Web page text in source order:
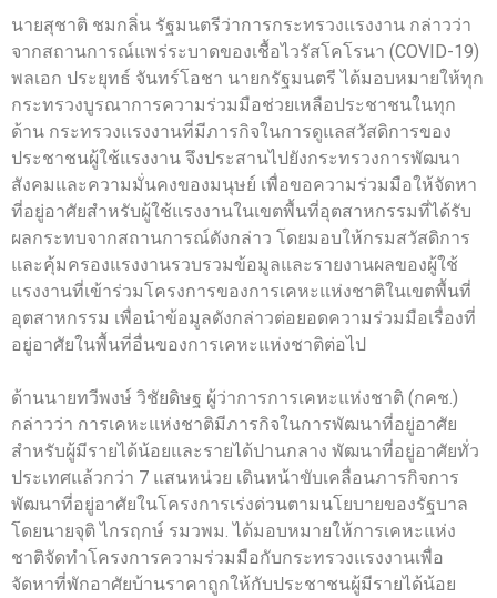
นายสุชาติ ชมกลิ่น รัฐมนตรีว่าการกระทรวงแรงงาน กล่าวว่า
จากสถานการณ์แพร่ระบาดของเชื้อไวรัสโคโรนา (COVID-19)
พลเอก ประยุทธ์ จันทร์โอชา นายกรัฐมนตรี ได้มอบหมายให้ทุก
กระทรวงบูรณาการความร่วมมือช่วยเหลือประชาชนในทุก
ด้าน กระทรวงแรงงานที่มีภารกิจในการดูแลสวัสดิการของ
ประชาชนผู้ใช้แรงงาน จึงประสานไปยังกระทรวงการพัฒนา
สังคมและความมั่นคงของมนุษย์ เพื่อขอความร่วมมือให้จัดหา
ที่อยู่อาศัยสำหรับผู้ใช้แรงงานในเขตพื้นที่อุตสาหกรรมที่ได้รับ
ผลกระทบจากสถานการณ์ดังกล่าว โดยมอบให้กรมสวัสดิการ
และคุ้มครองแรงงานรวบรวมข้อมูลและรายงานผลของผู้ใช้
แรงงานที่เข้าร่วมโครงการของการเคหะแห่งชาติในเขตพื้นที่
อุตสาหกรรม เพื่อนำข้อมูลดังกล่าวต่อยอดความร่วมมือเรื่องที่
อยู่อาศัยในพื้นที่อื่นของการเคหะแห่งชาติต่อไป
ด้านนายทวีพงษ์ วิชัยดิษฐ ผู้ว่าการการเคหะแห่งชาติ (กคช.)
กล่าวว่า การเคหะแห่งชาติมีภารกิจในการพัฒนาที่อยู่อาศัย
สำหรับผู้มีรายได้น้อยและรายได้ปานกลาง พัฒนาที่อยู่อาศัยทั่ว
ประเทศแล้วกว่า 7 แสนหน่วย เดินหน้าขับเคลื่อนภารกิจการ
พัฒนาที่อยู่อาศัยในโครงการเร่งด่วนตามนโยบายของรัฐบาล
โดยนายจุติ ไกรฤกษ์ รมวพม. ได้มอบหมายให้การเคหะแห่ง
ชาติจัดทำโครงการความร่วมมือกับกระทรวงแรงงานเพื่อ
จัดหาที่พักอาศัยบ้านราคาถูกให้กับประชาชนผู้มีรายได้น้อย